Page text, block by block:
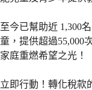
至今已幫助近 1,300
童，提供超過55,000
家庭重燃希望之光！
立即行動！轉化稅款